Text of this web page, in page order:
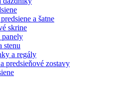
a šatne
skrine
panely
stenu
a regály
predsieňové zostavy